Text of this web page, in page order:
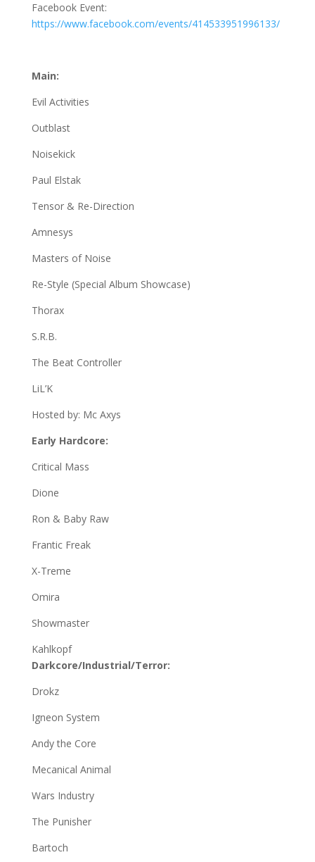
Facebook Event:
https://www.facebook.com/events/414533951996133/
Main:
Evil Activities
Outblast
Noisekick
Paul Elstak
Tensor & Re-Direction
Amnesys
Masters of Noise
Re-Style (Special Album Showcase)
Thorax
S.R.B.
The Beat Controller
LiL’K
Hosted by: Mc Axys
Early Hardcore:
Critical Mass
Dione
Ron & Baby Raw
Frantic Freak
X-Treme
Omira
Showmaster
Kahlkopf
Darkcore/Industrial/Terror:
Drokz
Igneon System
Andy the Core
Mecanical Animal
Wars Industry
The Punisher
Bartoch